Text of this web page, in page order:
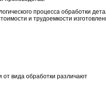
процесса обработки
и трудоемкости
от вида обработки различают